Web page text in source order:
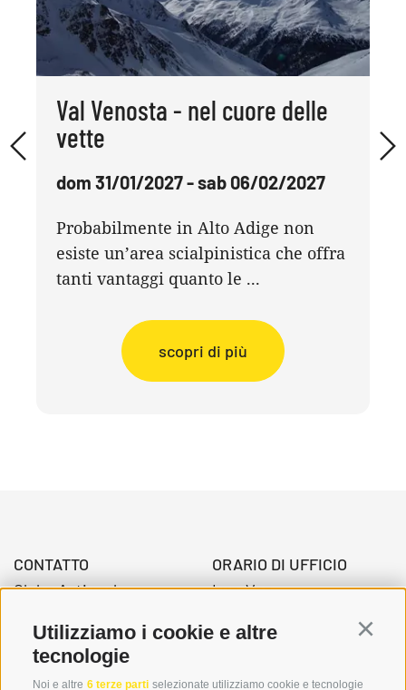
Utilizziamo i cookie e altre
tecnologie
Noi e altre 6 terze parti selezionate utilizziamo cookie e tecnologie
Val Venosta - nel cuore delle
vette
dom 31/01/2027 - sab 06/02/2027
Probabilmente in Alto Adige non
esiste un’area scialpinistica che offra
tanti vantaggi quanto le ...
scopri di più
CONTATTO
Globo Activ srl
39034 Dobbiaco
ORARIO DI UFFICIO
Lun-Ven.
14.00 – 17:00 Uhr